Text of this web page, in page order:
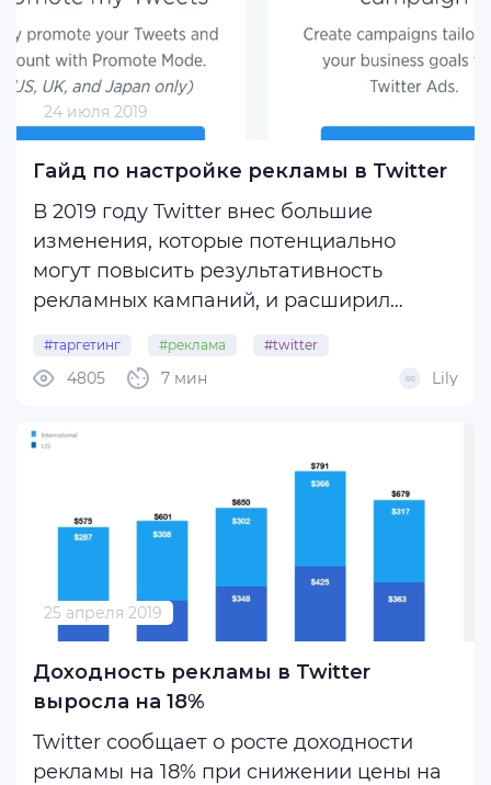
24 июля 2019
Гайд по настройке рекламы в Twitter
В 2019 году Twitter внес большие
изменения, которые потенциально
могут повысить результативность
рекламных кампаний, и расширил
рекламодателей. Вы готовитесь к новой
эре Twitter Ads?
Итак, начнем.
Если вы давно не юзали Твитер в
рекламных целях, вы ...
#таргетинг #реклама #twitter
#инструкция #гайд
7 мин
4805 Lily
25 апреля 2019
Доходность рекламы в Twitter
выросла на 18%
Twitter сообщает о росте доходности
рекламы на 18% при снижении цены на